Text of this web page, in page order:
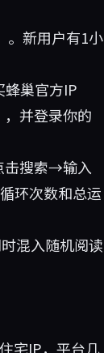
。新用户有1小
巢官方IP
并登录你的
搜索→输入
环次数和总运
混入随机阅读
宅IP，平台几